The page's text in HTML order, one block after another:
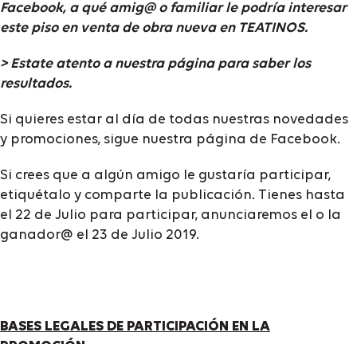
Facebook, a qué amig@ o familiar le podría interesar
este piso en venta de obra nueva en TEATINOS.
> Estate atento a nuestra página para saber los
resultados.
Si quieres estar al día de todas nuestras novedades
y promociones, sigue nuestra página de Facebook.
Si crees que a algún amigo le gustaría participar,
etiquétalo y comparte la publicación. Tienes hasta
el 22 de Julio para participar, anunciaremos el o la
ganador@ el 23 de Julio 2019.
BASES LEGALES DE PARTICIPACIÓN EN LA